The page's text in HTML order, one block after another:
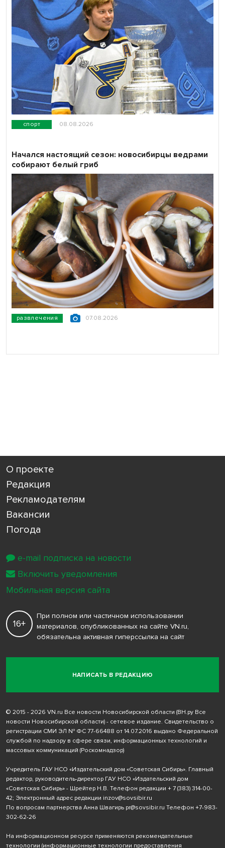
спорт 08.08.2026
развлечения 07.08.2026
Начался настоящий сезон: новосибирцы ведрами
собирают белый гриб
О проекте
Редакция
Рекламодателям
Вакансии
Погода
НАПИСАТЬ В РЕДАКЦИЮ
16+
При полном или частичном использовании
материалов, опубликованных на сайте VN.ru,
обязательна активная гиперссылка на сайт
© 2015 - 2026 VN.ru Все новости Новосибирской области (ВН.ру Все
новости Новосибирской области) - сетевое издание. Свидетельство о
регистрации СМИ ЭЛ № ФС 77-66488 от 14.07.2016 выдано Федеральной
службой по надзору в сфере связи, информационных технологий и
массовых коммуникаций (Роскомнадзор)
Учредитель ГАУ НСО «Издательский дом «Советская Сибирь». Главный
редактор, руководитель-директор ГАУ НСО «Издательский дом
«Советская Сибирь» - Шрейтер Н.В. Телефон редакции + 7 (383) 314-00-
42; Электронный адрес редакции inzov@sovsibir.ru
По вопросам партнерства Анна Швагирь pr@sovsibir.ru Телефон +7-983-
302-62-26
На информационном ресурсе применяются рекомендательные
технологии (информационные технологии предоставления
e-mail подписка на новости
Включить уведомления
Мобильная версия сайта